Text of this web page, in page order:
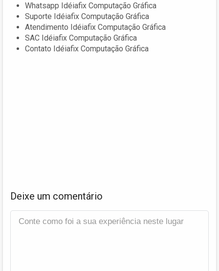
Whatsapp Idéiafix Computação Gráfica
Suporte Idéiafix Computação Gráfica
Atendimento Idéiafix Computação Gráfica
SAC Idéiafix Computação Gráfica
Contato Idéiafix Computação Gráfica
Deixe um comentário